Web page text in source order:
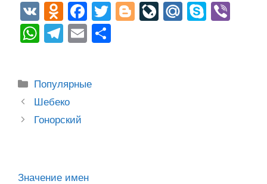
V
K
O
d
n
kl
a
ss
F
a
c
b
T
Bl
Li
M
S
W
s
A
p
T
gr
a
m
E
Рубрики
Популярные
Post
navigation
Шебеко
Гонорский
Значение имен